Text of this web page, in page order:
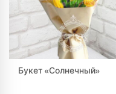
Букет «Солнечный»